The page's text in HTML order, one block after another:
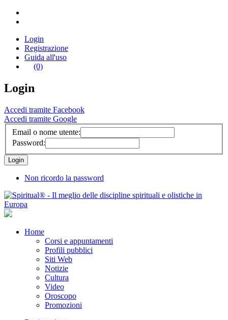
Login
Registrazione
Guida all'uso
(0)
Login
Accedi tramite Facebook
Accedi tramite Google
Email o nome utente:
Password:
Non ricordo la password
Home
Corsi e appuntamenti
Profili pubblici
Siti Web
Notizie
Cultura
Video
Oroscopo
Promozioni